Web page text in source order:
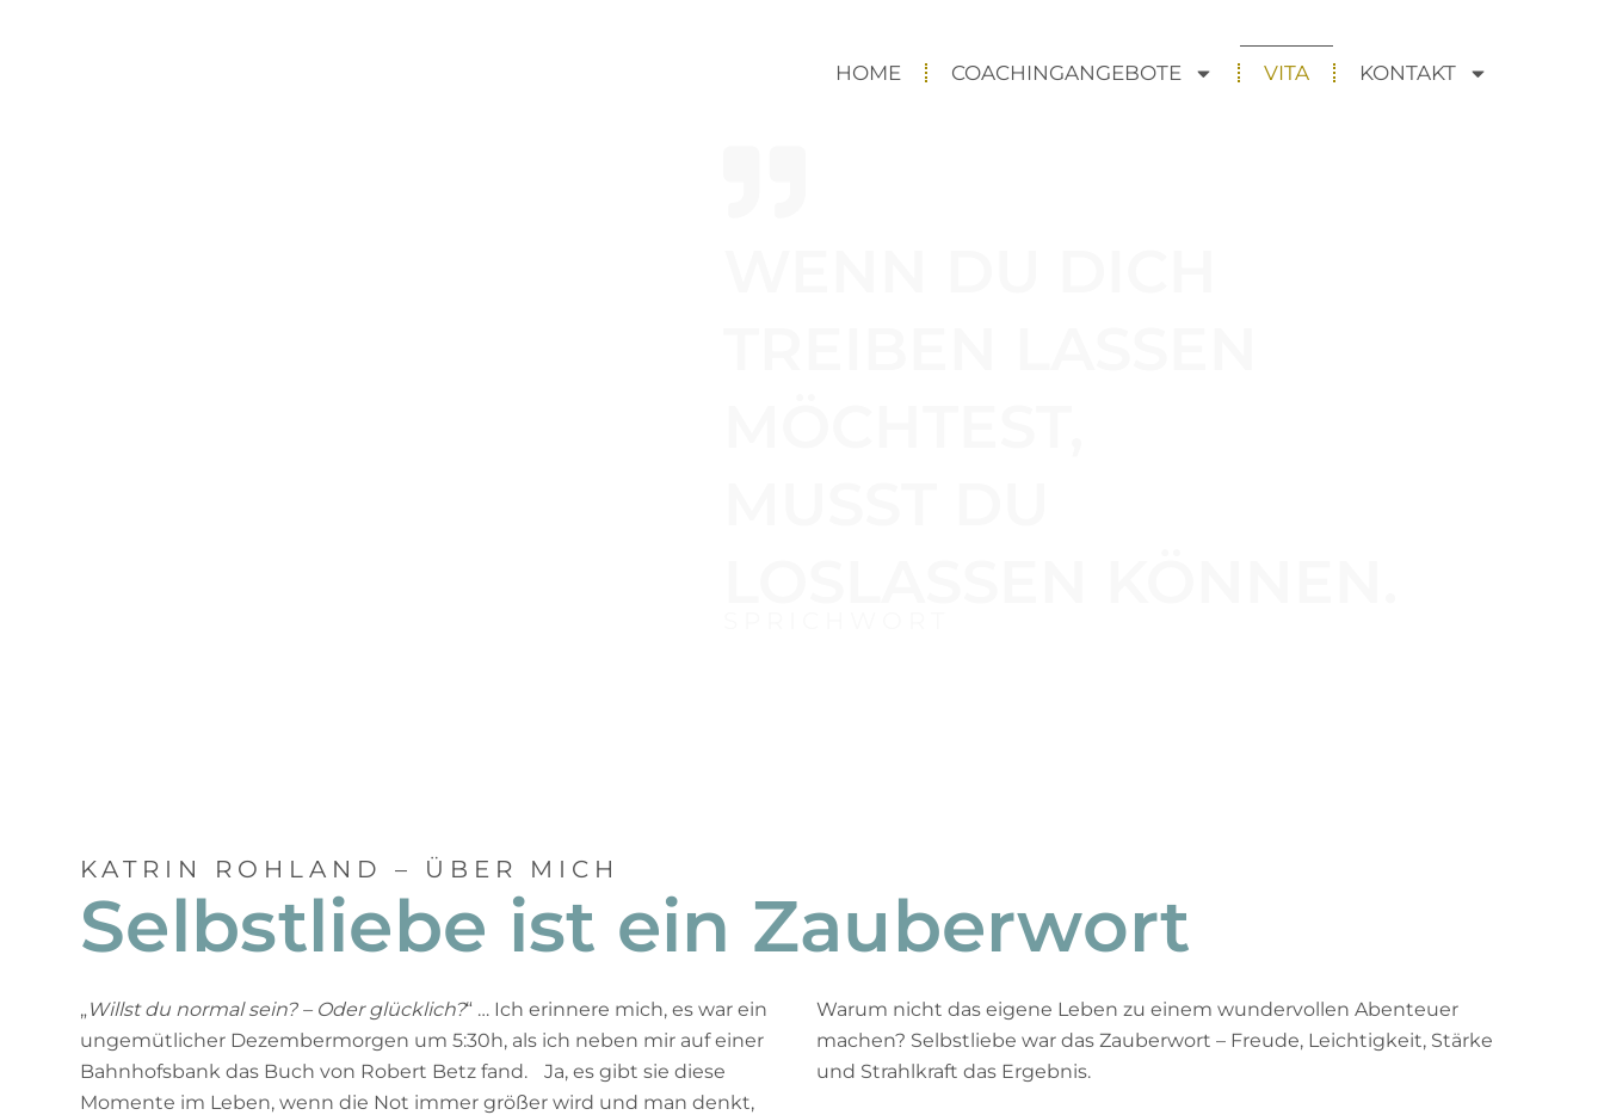
HOME COACHINGANGEBOTE VITA KONTAKT
KATRIN ROHLAND – ÜBER MICH
Selbstliebe ist ein Zauberwort
„ Willst du normal sein? – Oder glücklich?“ … Ich erinnere mich, es war ein
ungemütlicher Dezembermorgen um 5:30h, als ich neben mir auf einer
Bahnhofsbank das Buch von Robert Betz fand. Ja, es gibt sie diese
Momente im Leben, wenn die Not immer größer wird und man denkt,
Warum nicht das eigene Leben zu einem wundervollen Abenteuer
machen? Selbstliebe war das Zauberwort – Freude, Leichtigkeit, Stärke
und Strahlkraft das Ergebnis.